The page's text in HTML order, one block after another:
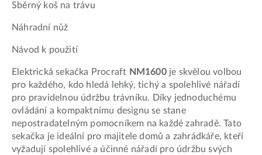
Sběrný koš na trávu
Náhradní nůž
Návod k použití
Elektrická sekačka Procraft NM1600je skvělou volbou
pro každého, kdo hledá lehký, tichý a spolehlivé nářadí
pro pravidelnou údržbu trávníku. Díky jednoduchému
ovládání a kompaktnímu designu se stane
nepostradatelným pomocníkem na každé zahradě. Tato
sekačka je ideální pro majitele domů a zahrádkáře, kteří
vyžadují spolehlivé a účinné nářadí pro údržbu svých